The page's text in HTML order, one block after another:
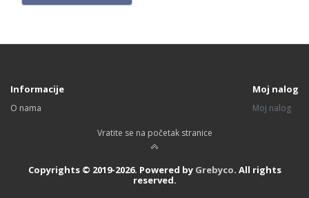
Informacije
O nama
Moj nalog
Moj nalog
Vratite se na početak stranice
Copyrights © 2019-2026. Powered by Grebyco. All rights
reserved.